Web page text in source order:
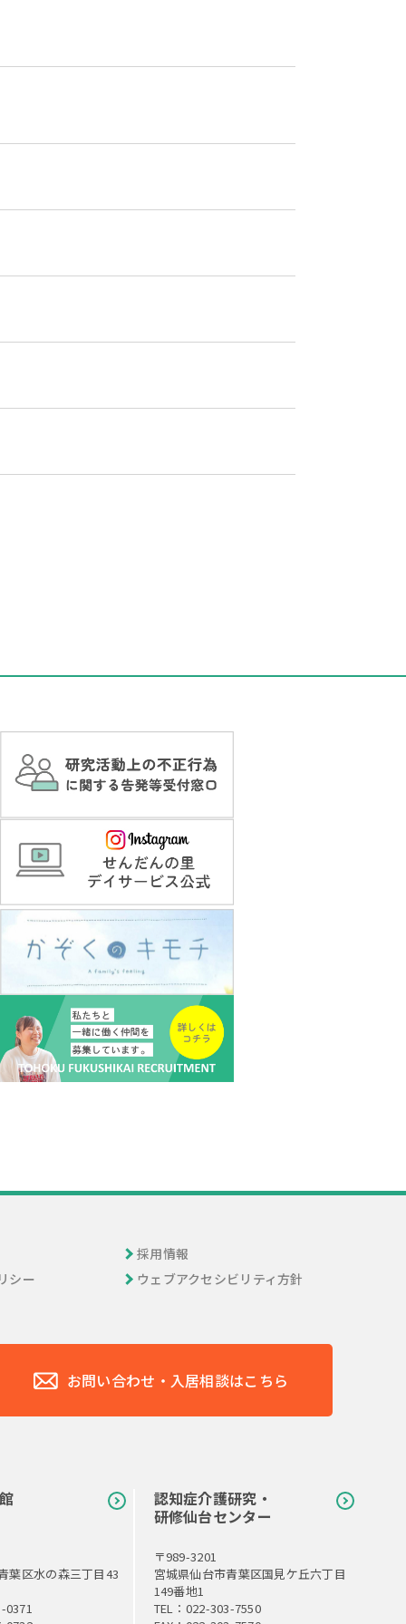
採用情報
シー
ウェブアクセシビリティ方針
お問い合わせ・入居相談はこちら
葉区水の森三丁目43
0371
認知症介護研究・
研修仙台センター
〒989-3201
宮城県仙台市青葉区国見ケ丘六丁目
149番地1
TEL：022-303-7550